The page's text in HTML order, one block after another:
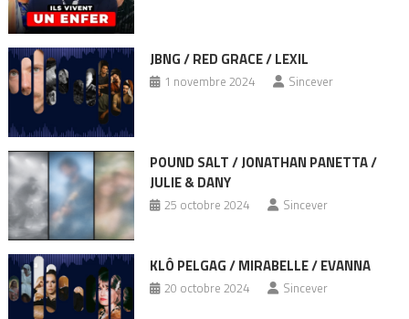
JBNG / RED GRACE / LEXIL
1 novembre 2024 Sincever
POUND SALT / JONATHAN PANETTA /
JULIE & DANY
25 octobre 2024 Sincever
KLÔ PELGAG / MIRABELLE / EVANNA
20 octobre 2024 Sincever